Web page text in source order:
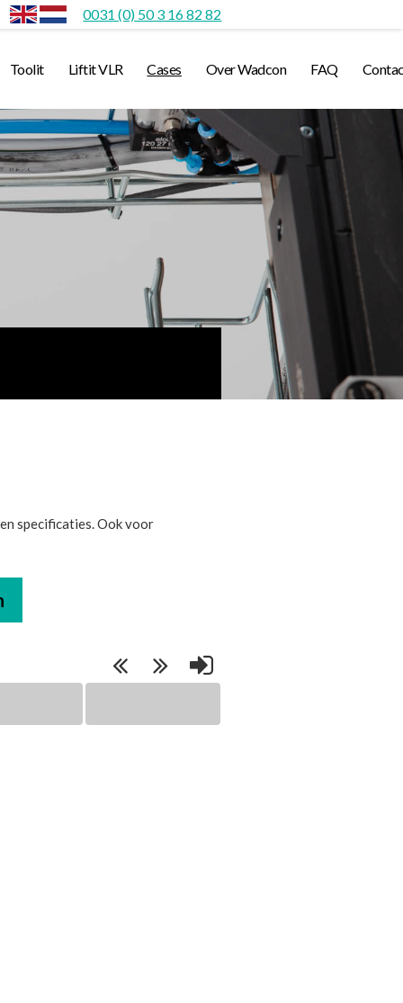
0031 (0) 50 3 16 82 82
Toolit Liftit VLR Cases Over Wadcon FAQ
specificaties. Ook voor